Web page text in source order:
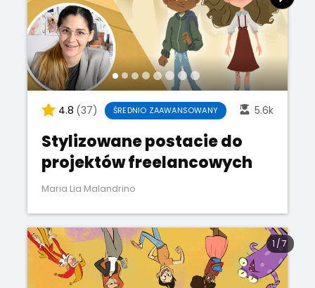
4.8 (37) ŚREDNIO ZAAWANSOWANY 5.6k
Stylizowane postacie do
projektów freelancowych
Maria Lia Malandrino
1 /7